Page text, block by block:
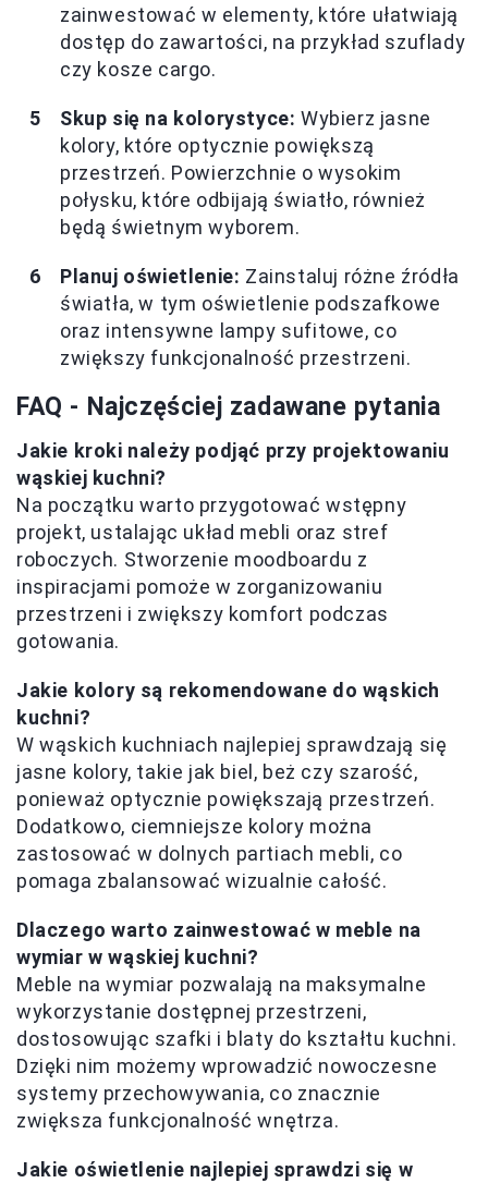
zainwestować w elementy, które ułatwiają
dostęp do zawartości, na przykład szuflady
czy kosze cargo.
Skup się na kolorystyce: Wybierz jasne
kolory, które optycznie powiększą
przestrzeń. Powierzchnie o wysokim
połysku, które odbijają światło, również
będą świetnym wyborem.
Planuj oświetlenie: Zainstaluj różne źródła
światła, w tym oświetlenie podszafkowe
oraz intensywne lampy sufitowe, co
zwiększy funkcjonalność przestrzeni.
FAQ - Najczęściej zadawane pytania
Jakie kroki należy podjąć przy projektowaniu
wąskiej kuchni?
Na początku warto przygotować wstępny
projekt, ustalając układ mebli oraz stref
roboczych. Stworzenie moodboardu z
inspiracjami pomoże w zorganizowaniu
przestrzeni i zwiększy komfort podczas
gotowania.
Jakie kolory są rekomendowane do wąskich
kuchni?
W wąskich kuchniach najlepiej sprawdzają się
jasne kolory, takie jak biel, beż czy szarość,
ponieważ optycznie powiększają przestrzeń.
Dodatkowo, ciemniejsze kolory można
zastosować w dolnych partiach mebli, co
pomaga zbalansować wizualnie całość.
Dlaczego warto zainwestować w meble na
wymiar w wąskiej kuchni?
Meble na wymiar pozwalają na maksymalne
wykorzystanie dostępnej przestrzeni,
dostosowując szafki i blaty do kształtu kuchni.
Dzięki nim możemy wprowadzić nowoczesne
systemy przechowywania, co znacznie
zwiększa funkcjonalność wnętrza.
Jakie oświetlenie najlepiej sprawdzi się w